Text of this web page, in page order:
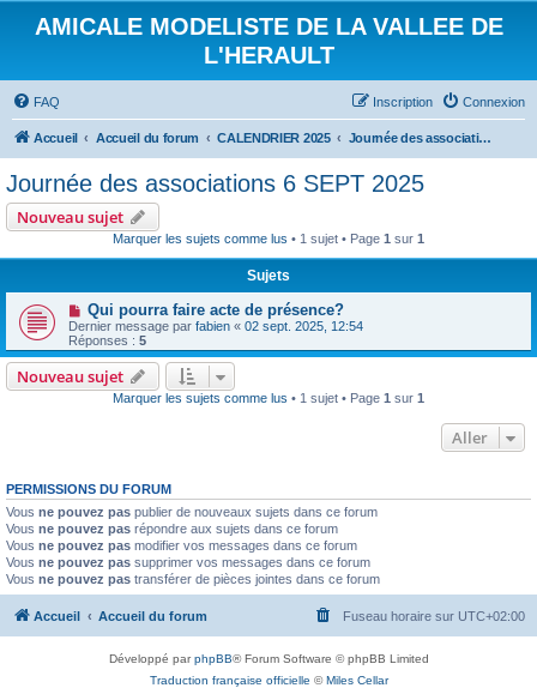
AMICALE MODELISTE DE LA VALLEE DE
L'HERAULT
FAQ Connexion
Inscription
Accueil Accueil du forum CALENDRIER 2025 Journée des associations 6 SEPT 2025
Journée des associations 6 SEPT 2025
Nouveau sujet
Marquer les sujets comme lus • 1 sujet • Page 1 sur 1
Sujets
Qui pourra faire acte de présence?
Dernier message par fabien « 02 sept. 2025, 12:54
Réponses : 5
Nouveau sujet
Marquer les sujets comme lus • 1 sujet • Page 1 sur 1
Aller
PERMISSIONS DU FORUM
Vous ne pouvez pas publier de nouveaux sujets dans ce forum
Vous ne pouvez pas répondre aux sujets dans ce forum
Vous ne pouvez pas modifier vos messages dans ce forum
Vous ne pouvez pas supprimer vos messages dans ce forum
Vous ne pouvez pas transférer de pièces jointes dans ce forum
Accueil Accueil du forum Fuseau horaire sur UTC+02:00
Développé parphpBB® Forum Software © phpBB Limited
Traduction française officielle ©Miles Cellar